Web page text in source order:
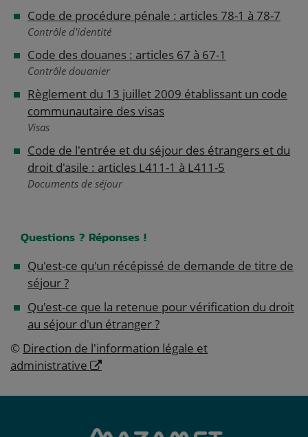
Code de procédure pénale : articles 78-1 à 78-7
Contrôle d'identité
Code des douanes : articles 67 à 67-1
Contrôle douanier
Règlement du 13 juillet 2009 établissant un code
communautaire des visas
Visas
Code de l'entrée et du séjour des étrangers et du
droit d'asile : articles L411-1 à L411-5
Documents de séjour
Questions ? Réponses !
Qu'est-ce qu'un récépissé de demande de titre de
séjour ?
Qu'est-ce que la retenue pour vérification du droit
au séjour d'un étranger ?
© Direction de l'information légale et
administrative